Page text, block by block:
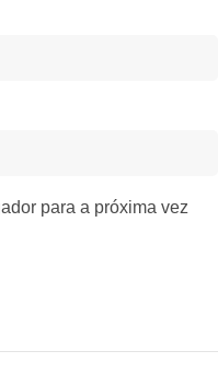
para a próxima vez